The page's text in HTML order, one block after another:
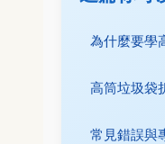
為什麼要學
高筒垃圾袋
常見錯誤與